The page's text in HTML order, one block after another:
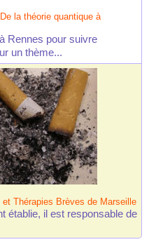
la théorie quantique à
Rennes pour suivre
un thème...
Thérapies Brèves de Marseille
établie, il est responsable de